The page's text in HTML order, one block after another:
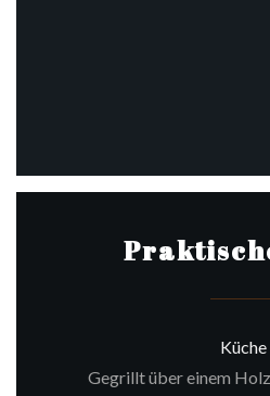
Küche
Gegrillt über einem